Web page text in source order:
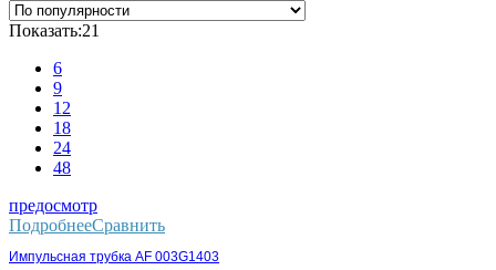
Показать:21
6
9
12
18
24
48
предосмотр
ПодробнееСравнить
Импульсная трубка AF 003G1403